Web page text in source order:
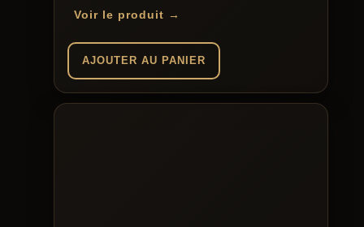
Voir le produit →
AJOUTER AU PANIER